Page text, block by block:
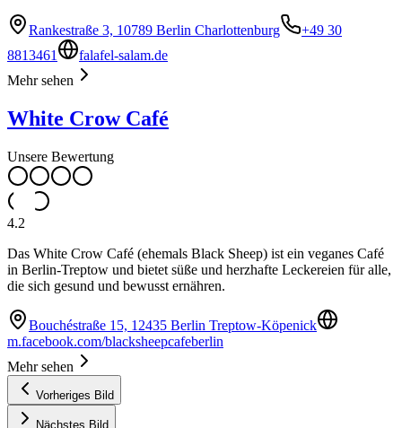
Rankestraße 3, 10789 Berlin Charlottenburg
+49 30
8813461
falafel-salam.de
Mehr sehen
White Crow Café
Unsere Bewertung
4.2
Das White Crow Café (ehemals Black Sheep) ist ein veganes Café
in Berlin-Treptow und bietet süße und herzhafte Leckereien für alle,
die sich gesund und bewusst ernähren.
Bouchéstraße 15, 12435 Berlin Treptow-Köpenick
m.facebook.com/blacksheepcafeberlin
Mehr sehen
Vorheriges Bild
Nächstes Bild